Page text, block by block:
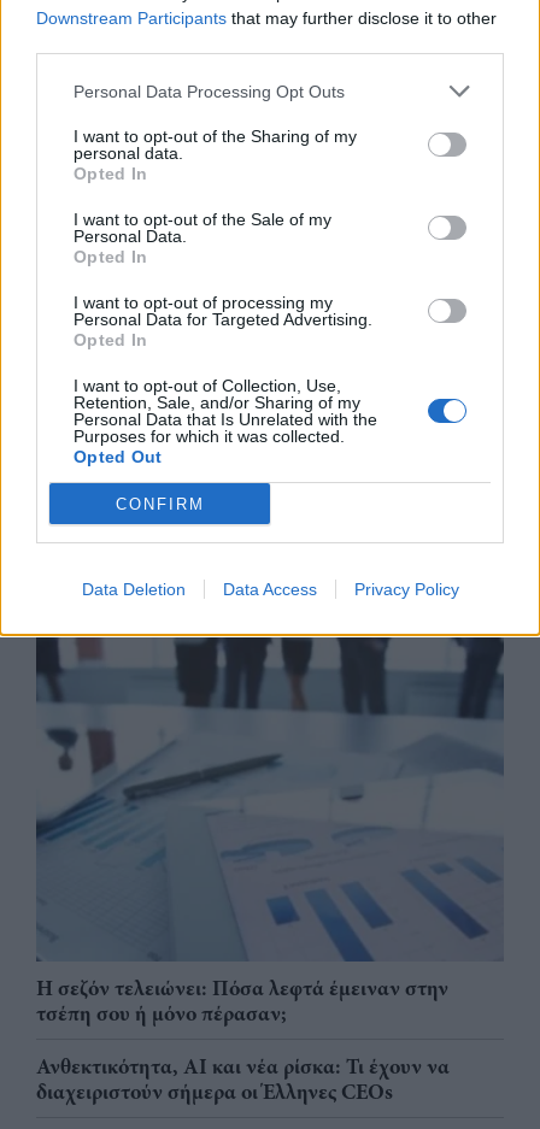
Downstream Participants that may further disclose it to other
Personal Data Processing Opt Outs
I want to opt-out of the Sharing of my
personal data.
Opted In
I want to opt-out of the Sale of my
Personal Data.
Opted In
I want to opt-out of processing my
Personal Data for Targeted Advertising.
Opted In
I want to opt-out of Collection, Use,
Retention, Sale, and/or Sharing of my
Personal Data that Is Unrelated with the
Purposes for which it was collected.
Opted Out
CONFIRM
Data Deletion Data Access Privacy Policy
06/08/26|10:50
διασύνδεση Ελλάδας–Κύπρου: Η
ποσοστό στη Great Sea
Θεοδωρικάκος: Στο ΕΠΑ του
χρηματοδότηση του ΕΛΙΔΕΚ
05/08/26|17:19
Business Know-how
Η σεζόν τελειώνει: Πόσα λεφτά έμειναν στην
τσέπη σου ή μόνο πέρασαν;
Ανθεκτικότητα, AI και νέα ρίσκα: Τι έχουν να
διαχειριστούν σήμερα οι Έλληνες CEOs